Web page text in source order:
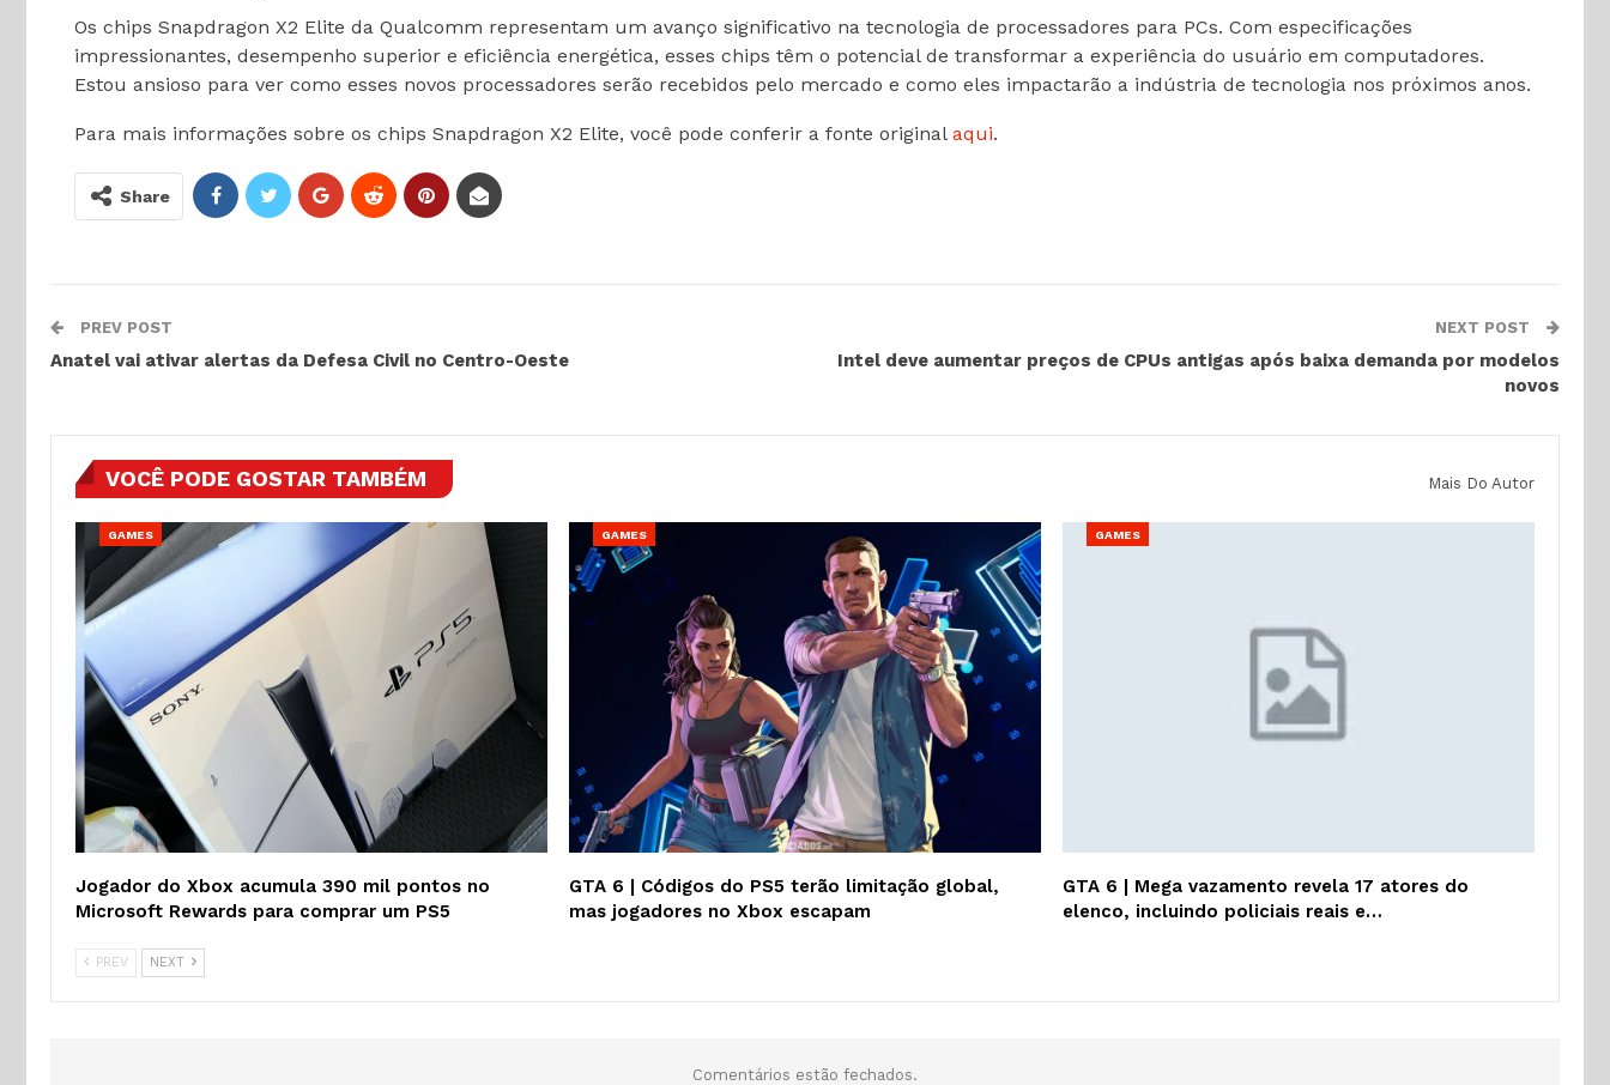
Os chips Snapdragon X2 Elite da Qualcomm representam um avanço significativo na tecnologia de processadores para PCs. Com especificações
impressionantes, desempenho superior e eficiência energética, esses chips têm o potencial de transformar a experiência do usuário em computadores.
Estou ansioso para ver como esses novos processadores serão recebidos pelo mercado e como eles impactarão a indústria de tecnologia nos próximos anos.
Para mais informações sobre os chips Snapdragon X2 Elite, você pode conferir a fonte original aqui.
Share
PREV POST
Anatel vai ativar alertas da Defesa Civil no Centro-Oeste
NEXT POST
Intel deve aumentar preços de CPUs antigas após baixa demanda por modelos
novos
VOCÊ PODE GOSTAR TAMBÉM Mais Do Autor
GAMES
Jogador do Xbox acumula 390 mil pontos no
Microsoft Rewards para comprar um PS5
GAMES
GTA 6 | Códigos do PS5 terão limitação global,
mas jogadores no Xbox escapam
GAMES
GTA 6 | Mega vazamento revela 17 atores do
elenco, incluindo policiais reais e…
PREV NEXT
Comentários estão fechados.